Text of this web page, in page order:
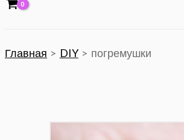
Главная DIY погремушки